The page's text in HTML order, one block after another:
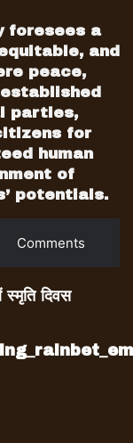
foresees a
and
peace,
parties,
for
human
of
potentials.
Comments
दिवस